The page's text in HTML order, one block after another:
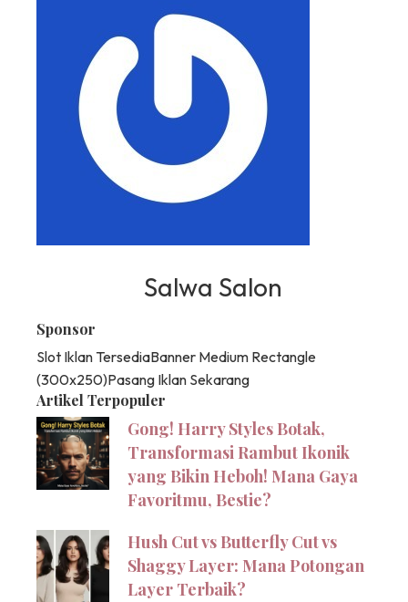
Salwa Salon
Sponsor
Slot Iklan TersediaBanner Medium Rectangle
(300x250)Pasang Iklan Sekarang
Artikel Terpopuler
Gong! Harry Styles Botak,
Transformasi Rambut Ikonik
yang Bikin Heboh! Mana Gaya
Favoritmu, Bestie?
Hush Cut vs Butterfly Cut vs
Shaggy Layer: Mana Potongan
Layer Terbaik?